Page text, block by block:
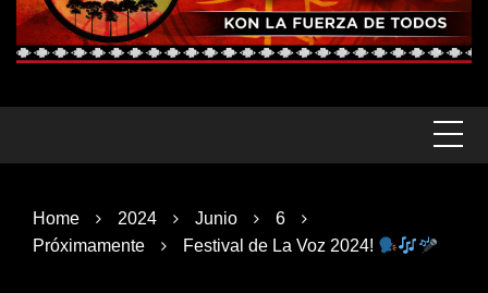
Home 2024 Junio
6
Próximamente
Festival de La Voz 2024!